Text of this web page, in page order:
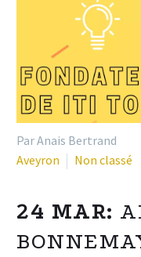
Par Anais Bertrand
Aveyron
Non classé
24 MAR: